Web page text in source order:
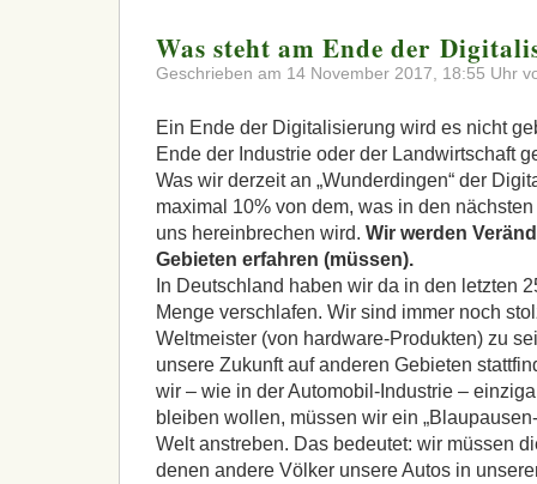
Was steht am Ende der
Geschrieben am 14 November 2017, 18:55 Uhr
Ein Ende der Digitalisierung wird es nicht
Ende der Industrie oder der Landwirtschaft
Was wir derzeit an „Wunderdingen“ der
maximal 10% von dem, was in den
uns hereinbrechen wird. Wir werden
Gebieten erfahren (müssen).
In Deutschland haben wir da in den letzten
Menge verschlafen. Wir sind immer noch
Weltmeister (von hardware-Produkten) zu
unsere Zukunft auf anderen Gebieten
wir – wie in der Automobil-Industrie –
bleiben wollen, müssen wir ein
Welt anstreben. Das bedeutet: wir müssen
denen andere Völker unsere Autos in